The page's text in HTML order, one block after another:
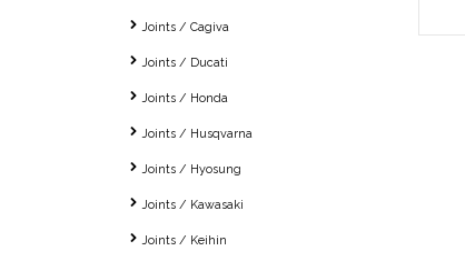
Joints / Cagiva
Joints / Ducati
Joints / Honda
Joints / Husqvarna
Joints / Hyosung
Joints / Kawasaki
Joints / Keihin